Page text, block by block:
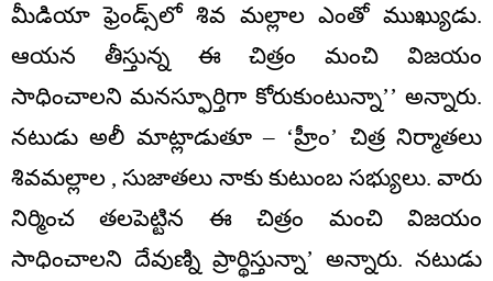
మీడియా ఫ్రెండ్స్‌లో శివ మల్లాల ఎంతో ముఖ్యుడు.
ఆయన తీస్తున్న ఈ చిత్రం మంచి విజయం
సాధించాలని మనస్ఫూర్తిగా కోరుకుంటున్నా’’ అన్నారు.
నటుడు అలీ మాట్లాడుతూ – ‘హ్రీం’ చిత్ర నిర్మాతలు
శివమల్లాల , సుజాతలు నాకు కుటుంబ సభ్యులు. వారు
నిర్మించ తలపెట్టిన ఈ చిత్రం మంచి విజయం
సాధించాలని దేవుణ్ని ప్రార్థిస్తున్నా’ అన్నారు. నటుడు